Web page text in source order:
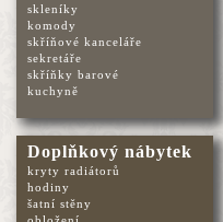
skleníky
komody
skříňové kanceláře
sekretáře
skříňky barové
kuchyně
Doplňkový nábytek
kryty radiátorů
hodiny
šatní stěny